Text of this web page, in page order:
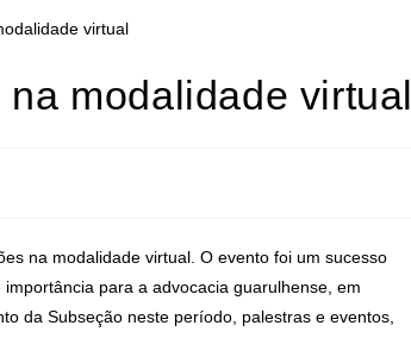
modalidade
na modalidade virtual. O evento foi um sucesso
para a advocacia guarulhense, em
da Subseção neste período, palestras e eventos,